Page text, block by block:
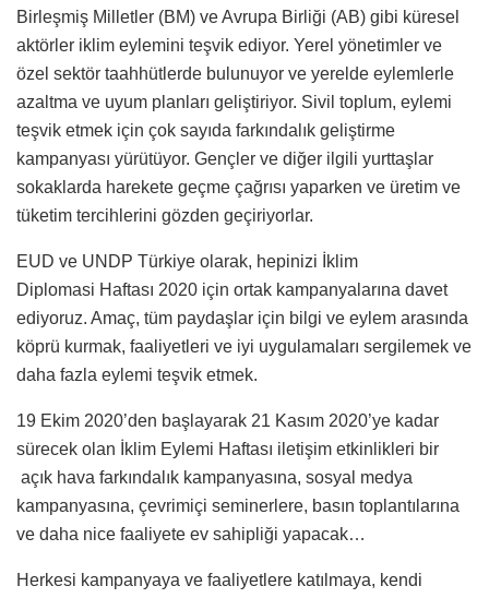
Birleşmiş Milletler (BM) ve Avrupa Birliği (AB) gibi küresel
aktörler iklim eylemini teşvik ediyor. Yerel yönetimler ve
özel sektör taahhütlerde bulunuyor ve yerelde eylemlerle
azaltma ve uyum planları geliştiriyor. Sivil toplum, eylemi
teşvik etmek için çok sayıda farkındalık geliştirme
kampanyası yürütüyor. Gençler ve diğer ilgili yurttaşlar
sokaklarda harekete geçme çağrısı yaparken ve üretim ve
tüketim tercihlerini gözden geçiriyorlar.
EUD ve UNDP Türkiye olarak, hepinizi İklim
Diplomasi Haftası 2020 için ortak kampanyalarına davet
ediyoruz. Amaç, tüm paydaşlar için bilgi ve eylem arasında
köprü kurmak, faaliyetleri ve iyi uygulamaları sergilemek ve
daha fazla eylemi teşvik etmek.
19 Ekim 2020’den başlayarak 21 Kasım 2020’ye kadar
sürecek olan İklim Eylemi Haftası iletişim etkinlikleri bir
açık hava farkındalık kampanyasına, sosyal medya
kampanyasına, çevrimiçi seminerlere, basın toplantılarına
ve daha nice faaliyete ev sahipliği yapacak…
Herkesi kampanyaya ve faaliyetlere katılmaya, kendi